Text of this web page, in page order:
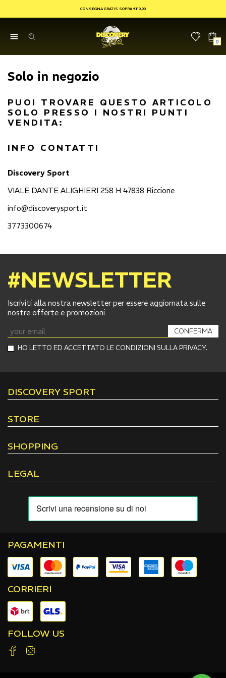
CONSEGNA GRATIS SOPRA €110,00
0
Solo in negozio
PUOI TROVARE QUESTO ARTICOLO
SOLO PRESSO I NOSTRI PUNTI
VENDITA:
INFO CONTATTI
Discovery Sport
VIALE DANTE ALIGHIERI 258 H 47838 Riccione
info@discoverysport.it
3773300674
#NEWSLETTER
Iscriviti alla nostra newsletter per essere aggiornata sulle
nostre offerte e promozioni
HO LETTO ED ACCETTATO LE CONDIZIONI SULLA PRIVACY.
CONFERMA
DISCOVERY SPORT
STORE
SHOPPING
LEGAL
PAGAMENTI
CORRIERI
FOLLOW US